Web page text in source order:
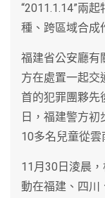
“2011.1.14”兩
種、跨區域合成
福建省公安廳有
方在處置一起交
首的犯罪團夥先
日，福建警方
10多名兒童從雲
11月30日淩晨
動在福建、四川